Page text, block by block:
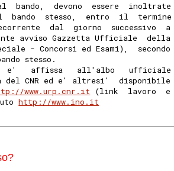
bando,  devono  essere  inoltrate
bando  stesso,  entro  il  termine
dal  giorno  successivo  a
avviso Gazzetta Ufficiale  della
- Concorsi ed Esami),  secondo
stesso.
e'   affissa   all'albo   ufficiale
CNR ed e' altresi'  disponibile
www.urp.cnr.it (link  lavoro  e
http://www.ino.it